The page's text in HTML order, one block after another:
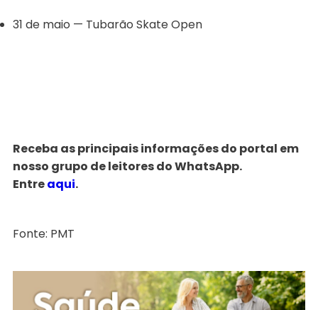
31 de maio — Tubarão Skate Open
Receba as principais informações do portal em
nosso grupo de leitores do WhatsApp.
Entreaqui.
Fonte: PMT